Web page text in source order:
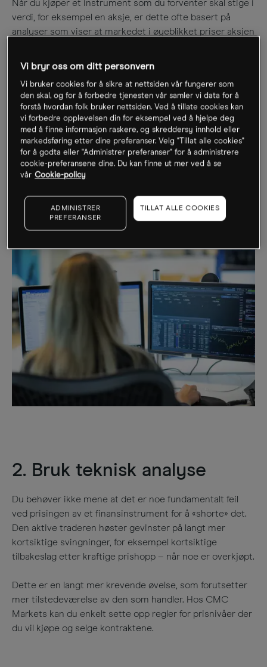
Når du kjøper et instrument som du forventer skal stige i
verdi, for eksempel en aksje, er dette ofte basert på
analyser som viser at markedet i øyeblikket priser aksjen
relativt lang tidshorisont, for det kan ta tid før de
fundamentale størrelsene vil påvirke aksjekursen.
Men like ofte som en aksje, en råvare, en valuta, et
rentepapir eller en indeks er for lavt priset, kan den være
for høyt priset – i dine øyne eller ifølge analysene til dem
du stoler mest på. Med CFDer kan du enkelt posisjonere
deg for fallende priser, og på plattformen til CMC
Markets får du analyser fra
data.
2. Bruk teknisk analyse
Du behøver ikke mene at det er noe fundamentalt feil
ved prisingen av et finansinstrument for å «shorte» det.
Den aktive traderen høster gevinster på langt mer
kortsiktige svingninger, for eksempel kortsiktige
tilbakeslag etter kraftige prishopp – når noe er overkjøpt.
Dette er en langt mer krevende øvelse, som forutsetter
mer tilstedeværelse av den som handler. Hos CMC
Markets kan du enkelt sette opp regler for prisnivåer der
du vil kjøpe og selge kontraktene.
Vi bryr oss om ditt personvern
Vi bruker cookies for å sikre at nettsiden vår fungerer som
den skal, og for å forbedre tjenesten vår samler vi data for å
forstå hvordan folk bruker nettsiden. Ved å tillate cookies kan
vi forbedre opplevelsen din for eksempel ved å hjelpe deg
med å finne informasjon raskere, og skreddersy innhold eller
markedsføring etter dine preferanser. Velg "Tillat alle cookies"
for å godta eller "Administrer preferanser" for å administrere
cookie-preferansene dine. Du kan finne ut mer ved å se
vår Cookie-policy
ADMINISTRER
PREFERANSER
TILLAT ALLE COOKIES